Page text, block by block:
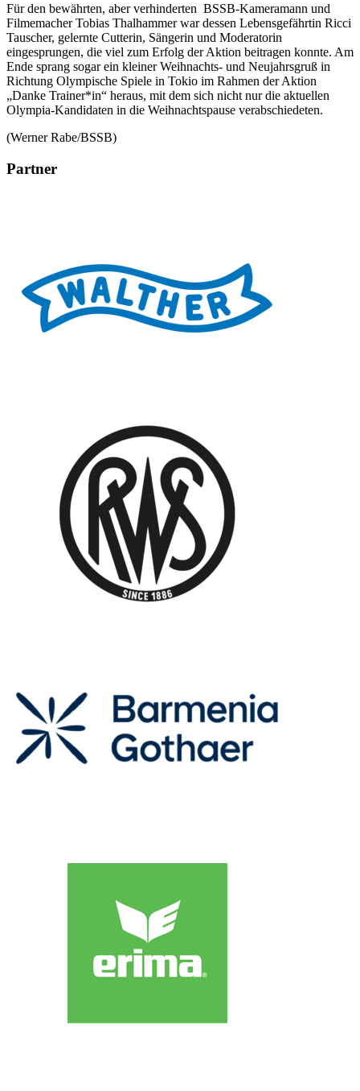
Für den bewährten, aber verhinderten BSSB-Kameramann und
Filmemacher Tobias Thalhammer war dessen Lebensgefährtin Ricci
Tauscher, gelernte Cutterin, Sängerin und Moderatorin
eingesprungen, die viel zum Erfolg der Aktion beitragen konnte. Am
Ende sprang sogar ein kleiner Weihnachts- und Neujahrsgruß in
Richtung Olympische Spiele in Tokio im Rahmen der Aktion
„Danke Trainer*in“ heraus, mit dem sich nicht nur die aktuellen
Olympia-Kandidaten in die Weihnachtspause verabschiedeten.
(Werner Rabe/BSSB)
Partner